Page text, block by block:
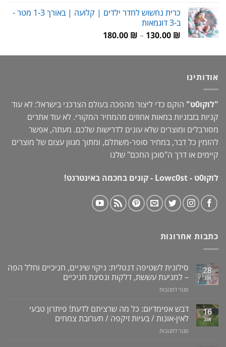
היה:
210.00 ₪.
הוא:
כרית נחשוש לחדר ילדים | קלועה | באורך 1-3 מטר -
ב-3 דוגמאות
130.00 ₪
–
180.00 ₪
אודותינו
"לוקו0ט"
הוקם כדי ליצור מהפכה בעולם הצרכני בישראל: לא עוד
קניות בזבזניות במאות אחוזים מהמחיר המקורי. לא עוד אתרים
מסורבלים ומוצרים שלא עונים לדרישות שלכם. מעתה, אפשר
להזמין כל דבר, במחיר סופר-משתלם, ומתוך מגוון עצום של מוצרים
קיימים או דרך ה"סוכן החכם" שלנו
לוקו0ט - Lowc0st - קונים בחכמה באינטרנט!
כתבות אחרונות
28
אוג
סילונית לשטיפה דנטלית: ניקוי שיניים, חניכיים וחלל הפה
– למניעת עששת, דלקות ונסיגת חניכיים
סגור לתגובות
לשטיפה
דנטלית:
ניקוי
שיניים,
16
אוג
דבש אפימדיום: כל מה שרציתם לדעת! פיתרון טבעי
לאין-אונות / בעיות זיקפה / תערובת צמחים
סגור לתגובות